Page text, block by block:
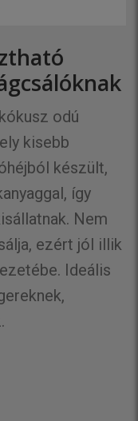
odú
kisebb
készült,
így
Nem
ezért jól illik
Ideális